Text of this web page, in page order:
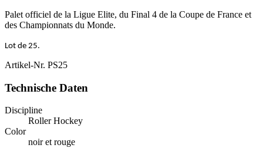
Palet officiel de la Ligue Elite, du Final 4 de la Coupe de France et
des Championnats du Monde.
Lot de 25.
Artikel-Nr. PS25
Technische Daten
Discipline
Roller Hockey
Color
noir et rouge